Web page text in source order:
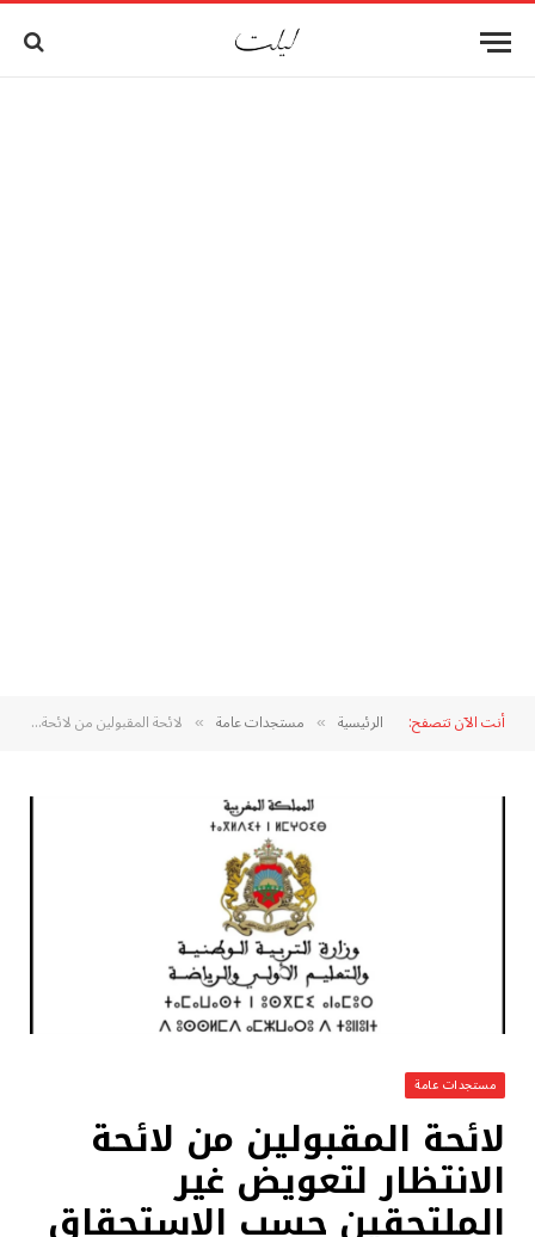
أنت الآن تتصفح: الرئيسية » مستجدات عامة » لائحة المقبولين من لائحة الانتظار لتعويض غير الملتحقين حسب الاستحقاق مباراة التعليم 2024
مستجدات عامة
لائحة المقبولين من لائحة
الانتظار لتعويض غير
الملتحقين حسب الاستحقاق